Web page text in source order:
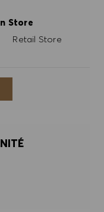
Store
Catégorie
Retail Store
e-mail